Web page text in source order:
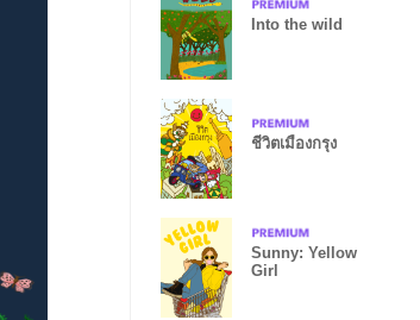
Into the wild
ชีวิตเมืองกรุง
Sunny: Yellow
Girl